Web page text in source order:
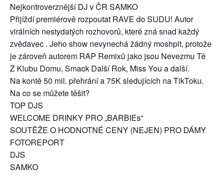
Nejkontroverznější DJ v ČR SAMKO
Přijíždí premiérově rozpoutat RAVE do SUDU! Autor
virálních nestydatých rozhovorů, které zná snad každý
zvědavec . Jeho show nevynechá žádný moshpit, protože
je zároveň autorem RAP Remixů jako jsou Nevezmu Tě
Z Klubu Domu, Smack Další Rok, Miss You a další.
Na kontě 50 mil. přehrání a 75K sledujících na TikToku.
Na co se můžete těšit?
TOP DJS
WELCOME DRINKY PRO „BARBIEs“
SOUTĚŽE O HODNOTNÉ CENY (NEJEN) PRO DÁMY
FOTOREPORT
DJS
SAMKO